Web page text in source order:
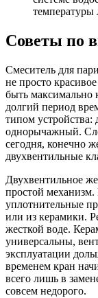
температуры
Советы по
Смеситель для
не просто
быть максимально
долгий период
типом устройства:
однорычажный.
сегодня, конечно
двухвентильные
Двухвентильное
простой
уплотнительные
или из керамики.
жесткой воде.
универсальны,
эксплуатации
временем кран
всего лишь в
совсем недорого.